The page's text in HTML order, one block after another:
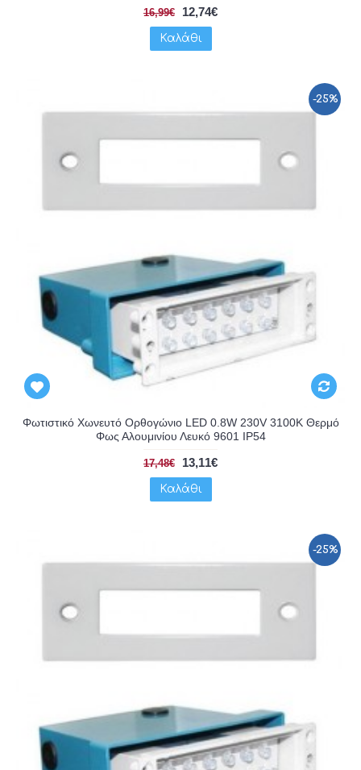
16,99€ 12,74€
Καλάθι
-25%
Φωτιστικό Χωνευτό Ορθογώνιο LED 0.8W 230V 3100K Θερμό
Φως Αλουμινίου Λευκό 9601 IP54
17,48€ 13,11€
Καλάθι
-25%